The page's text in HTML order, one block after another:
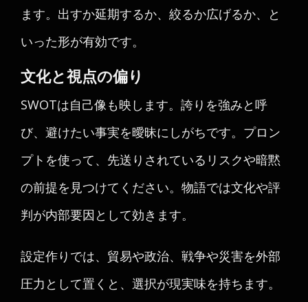
ます。出すか延期するか、絞るか広げるか、と
いった形が有効です。
文化と視点の偏り
SWOTは自己像も映します。誇りを強みと呼
び、避けたい事実を曖昧にしがちです。プロン
プトを使って、先送りされているリスクや暗黙
の前提を見つけてください。物語では文化や評
判が内部要因として効きます。
設定作りでは、貿易や政治、戦争や災害を外部
圧力として置くと、選択が現実味を持ちます。